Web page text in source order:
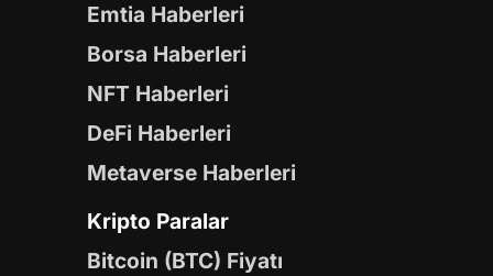
Emtia Haberleri
Borsa Haberleri
NFT Haberleri
DeFi Haberleri
Metaverse Haberleri
Kripto Paralar
Bitcoin (BTC) Fiyatı